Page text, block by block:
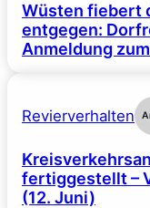
Wüsten fiebert
entgegen:
Anmeldung
Revierverhalten
fertiggestellt –
(12. Juni)